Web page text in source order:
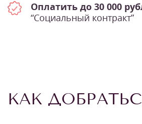
Оплатить до 30 000
“Социальный контракт”
КАК